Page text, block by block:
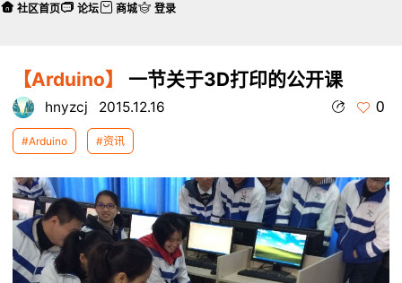
【Arduino】 一节关于3D打印的公开课
hnyzcj 2015.12.16 0
#Arduino #资讯
本帖最后由 hnyzcj 于 2015-12-16 13:32 编辑
社区首页 论坛 商城 登录